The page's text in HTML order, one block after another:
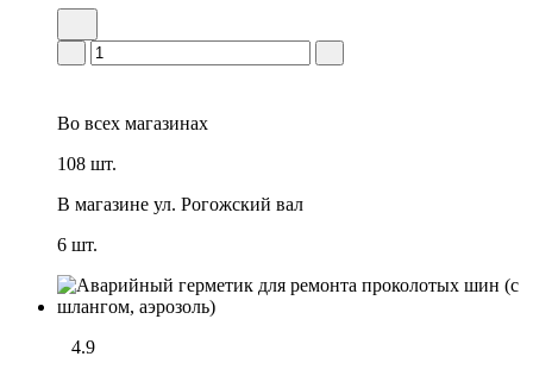
Во всех магазинах
108 шт.
В магазине ул. Рогожский вал
6 шт.
4.9